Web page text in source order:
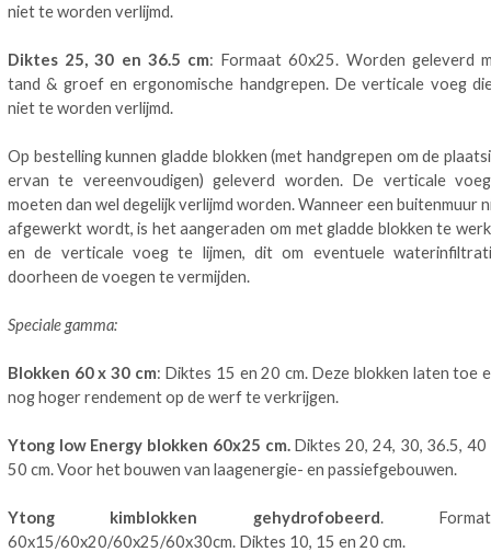
niet te worden verlijmd.
Diktes 25, 30 en 36.5 cm: Formaat 60x25. Worden geleverd
tand & groef en ergonomische handgrepen. De verticale voeg
niet te worden verlijmd.
Op bestelling kunnen gladde blokken (met handgrepen om de
ervan te vereenvoudigen) geleverd worden. De verticale
moeten dan wel degelijk verlijmd worden. Wanneer een buitenmuur
afgewerkt wordt, is het aangeraden om met gladde blokken te
en de verticale voeg te lijmen, dit om eventuele
doorheen de voegen te vermijden.
Speciale gamma:
Blokken 60 x 30 cm: Diktes 15 en 20 cm. Deze blokken laten toe
nog hoger rendement op de werf te verkrijgen.
Ytong low Energy blokken 60x25 cm.Diktes 20, 24, 30, 36.5, 40
50 cm. Voor het bouwen van laagenergie- en passiefgebouwen.
Ytong kimblokken gehydrofobeerd.
60x15/60x20/60x25/60x30cm. Diktes 10, 15 en 20 cm.